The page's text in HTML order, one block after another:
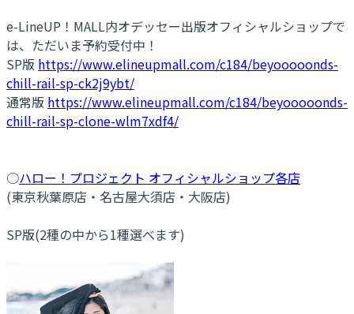
e-LineUP！MALL内オデッセー出版オフィシャルショップで
は、ただいま予約受付中！
SP版 https://www.elineupmall.com/c184/beyooooonds-
chill-rail-sp-ck2j9ybt/
通常版 https://www.elineupmall.com/c184/beyooooonds-
chill-rail-sp-clone-wlm7xdf4/
○ハロー！プロジェクト オフィシャルショップ各店
(東京秋葉原店・名古屋大須店・大阪店)
SP版(2種の中から1種選べます)